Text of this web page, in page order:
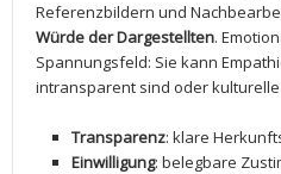
Referenzbildern⁢ und
Würde der Dargestellten.
Spannungsfeld: Sie kann
intransparent sind⁢ oder
Transparenz: klare
Einwilligung: belegbare